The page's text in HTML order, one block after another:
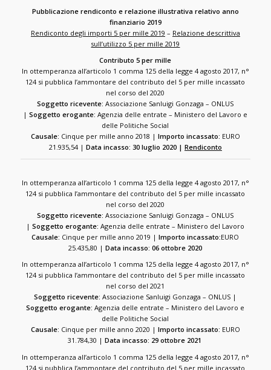
Pubblicazione rendiconto e relazione illustrativa relativo anno
finanziario 2019
Rendiconto degli importi 5 per mille 2019 – Relazione descrittiva
sull’utilizzo 5 per mille 2019
Contributo 5 per mille
In ottemperanza all’articolo 1 comma 125 della legge 4 agosto 2017, n°
124 si pubblica l’ammontare del contributo del 5 per mille incassato
nel corso del 2020
Soggetto ricevente: Associazione Sanluigi Gonzaga – ONLUS
|Soggetto erogante: Agenzia delle entrate – Ministero del Lavoro e
delle Politiche Social
Causale: Cinque per mille anno 2018 | Importo incassato: EURO
21.935,54 | Data incasso: 30 luglio 2020 | Rendiconto
In ottemperanza all’articolo 1 comma 125 della legge 4 agosto 2017, n°
124 si pubblica l’ammontare del contributo del 5 per mille incassato
nel corso del 2020
Soggetto ricevente: Associazione Sanluigi Gonzaga – ONLUS
|Soggetto erogante: Agenzia delle entrate – Ministero del Lavoro
Causale: Cinque per mille anno 2019 | Importo incassato:EURO
25.435,80 |Data incasso: 06 ottobre 2020
In ottemperanza all’articolo 1 comma 125 della legge 4 agosto 2017, n°
124 si pubblica l’ammontare del contributo del 5 per mille incassato
nel corso del 2021
Soggetto ricevente: Associazione Sanluigi Gonzaga – ONLUS |
Soggetto erogante: Agenzia delle entrate – Ministero del Lavoro e
delle Politiche Social
Causale: Cinque per mille anno 2020 | Importo incassato: EURO
31.784,30 | Data incasso: 29 ottobre 2021
In ottemperanza all’articolo 1 comma 125 della legge 4 agosto 2017, n°
124 si pubblica l’ammontare del contributo del 5 per mille incassato